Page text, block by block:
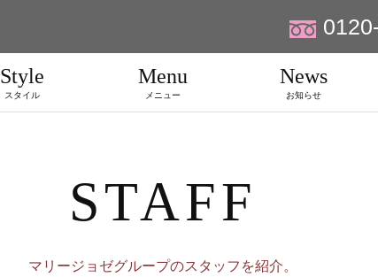
Style
スタイル
Menu
メニュー
News
お知らせ
STAFF
マリージョゼグループのスタッフを紹介。